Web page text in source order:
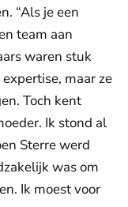
“Als je een
team aan
waren stuk
maar ze
Toch kent
Ik stond al
Sterre werd
was om
Ik moest voor